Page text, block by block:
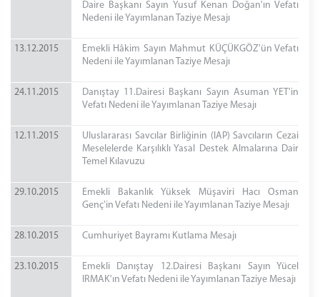
Daire Başkanı Sayın Yusuf Kenan Doğan'ın Vefatı
Nedeni ile Yayımlanan Taziye Mesajı
13.12.2015
Emekli Hâkim Sayın Mahmut KÜÇÜKGÖZ'ün Vefatı
Nedeni ile Yayımlanan Taziye Mesajı
24.11.2015
Danıştay 11.Dairesi Başkanı Sayın Asuman YET'in
Vefatı Nedeni ile Yayımlanan Taziye Mesajı
12.11.2015
Uluslararası Savcılar Birliğinin (IAP) Savcıların Cezai
Meselelerde Karşılıklı Yasal Destek Almalarına Dair
Temel Kılavuzu
29.10.2015
Emekli Bakanlık Yüksek Müşaviri Hacı Osman
Genç'in Vefatı Nedeni ile Yayımlanan Taziye Mesajı
28.10.2015 Cumhuriyet Bayramı Kutlama Mesajı
23.10.2015
Emekli Danıştay 12.Dairesi Başkanı Sayın Yücel
IRMAK'ın Vefatı Nedeni ile Yayımlanan Taziye Mesajı